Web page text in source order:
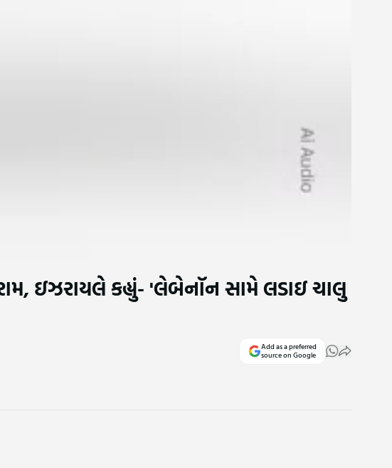
ઇઝરાયલે કહ્યું- 'લેબેનૉન સામે લડાઇ ચાલુ
Add as a preferred
source on Google